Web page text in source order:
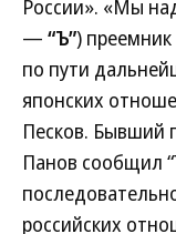
России». «Мы
— “Ъ”)
по пути
японских
Песков. Бывший
Панов сообщил
российских